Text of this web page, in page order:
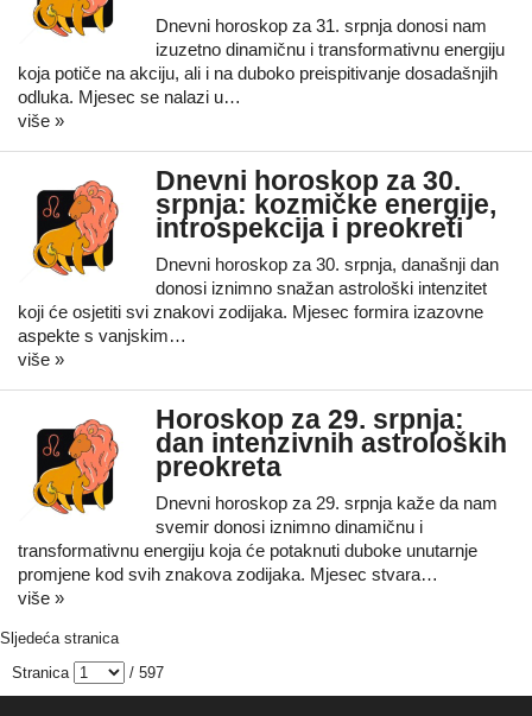
Dnevni horoskop za 31. srpnja donosi nam
izuzetno dinamičnu i transformativnu energiju
koja potiče na akciju, ali i na duboko preispitivanje dosadašnjih
odluka. Mjesec se nalazi u…
više »
Dnevni horoskop za 30.
srpnja: kozmičke energije,
introspekcija i preokreti
Dnevni horoskop za 30. srpnja, današnji dan
donosi iznimno snažan astrološki intenzitet
koji će osjetiti svi znakovi zodijaka. Mjesec formira izazovne
aspekte s vanjskim…
više »
Horoskop za 29. srpnja:
dan intenzivnih astroloških
preokreta
Dnevni horoskop za 29. srpnja kaže da nam
svemir donosi iznimno dinamičnu i
transformativnu energiju koja će potaknuti duboke unutarnje
promjene kod svih znakova zodijaka. Mjesec stvara…
više »
Sljedeća stranica
Stranica
/ 597